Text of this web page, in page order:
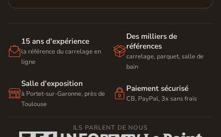

15 ans d'expérience
la référence du carrelage en
ligne

Des milliers de
références
carrelage, parquet, salle de
bain

Salle d'exposition
à Portet-sur-Garonne, près de
Toulouse
 Paiement sécurisé
CB, PayPal, 3x sans frais
ILS PARLENT DE NOUS